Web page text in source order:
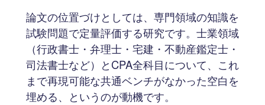
論文の位置づけとしては、専門領域の知識を
試験問題で定量評価する研究です。士業領域
（行政書士・弁理士・宅建・不動産鑑定士・
司法書士など）とCPA全科目について、これ
まで再現可能な共通ベンチがなかった空白を
埋める、というのが動機です。